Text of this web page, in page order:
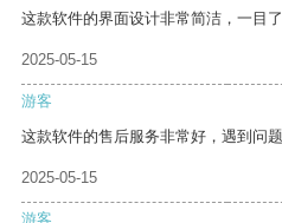
这款软件的界面设计非常简洁，一目了
2025-05-15
游客
这款软件的售后服务非常好，遇到问
2025-05-15
游客